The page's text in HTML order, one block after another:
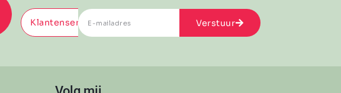
Klantenservice Verstuur